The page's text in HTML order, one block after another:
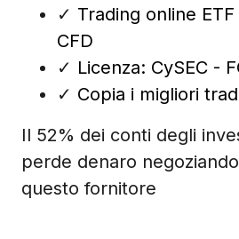
✓ Trading online ETF
CFD
✓ Licenza: CySEC -
✓ Copia i migliori
Il 52% dei conti degli
perde denaro
questo fornitore